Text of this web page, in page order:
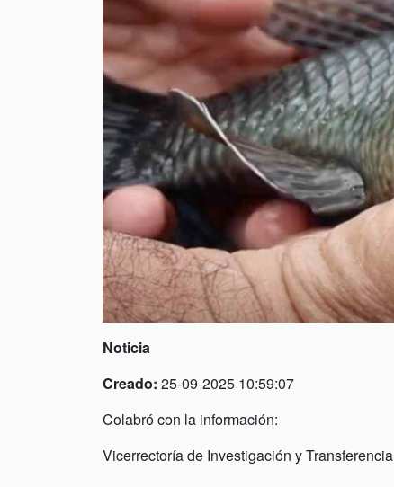
Noticia
Creado: 25-09-2025 10:59:07
Colabró con la información:
Vicerrectoría de Investigación y Transferencia